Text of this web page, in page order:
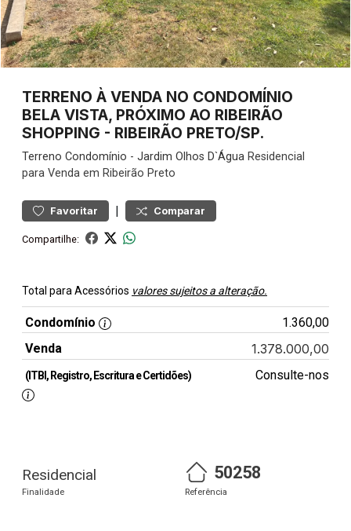
TERRENO À VENDA NO CONDOMÍNIO
BELA VISTA, PRÓXIMO AO RIBEIRÃO
SHOPPING - RIBEIRÃO PRETO/SP.
Terreno Condomínio - Jardim Olhos D`Água Residencial
para Venda em Ribeirão Preto
Favoritar | Comparar
Compartilhe:
Total para Acessórios valores sujeitos a alteração.
Condomínio
1.360,00
Venda
1.378.000,00
(ITBI, Registro, Escritura e Certidões) Consulte-nos
Residencial
Finalidade
50258
Referência